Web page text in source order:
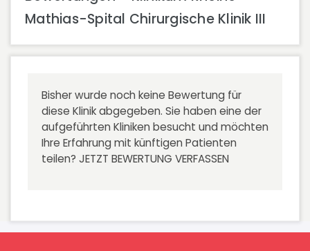
Mathias-Spital Chirurgische Klinik III
Bisher wurde noch keine Bewertung für
diese Klinik abgegeben. Sie haben eine der
aufgeführten Kliniken besucht und möchten
Ihre Erfahrung mit künftigen Patienten
teilen? JETZT BEWERTUNG VERFASSEN